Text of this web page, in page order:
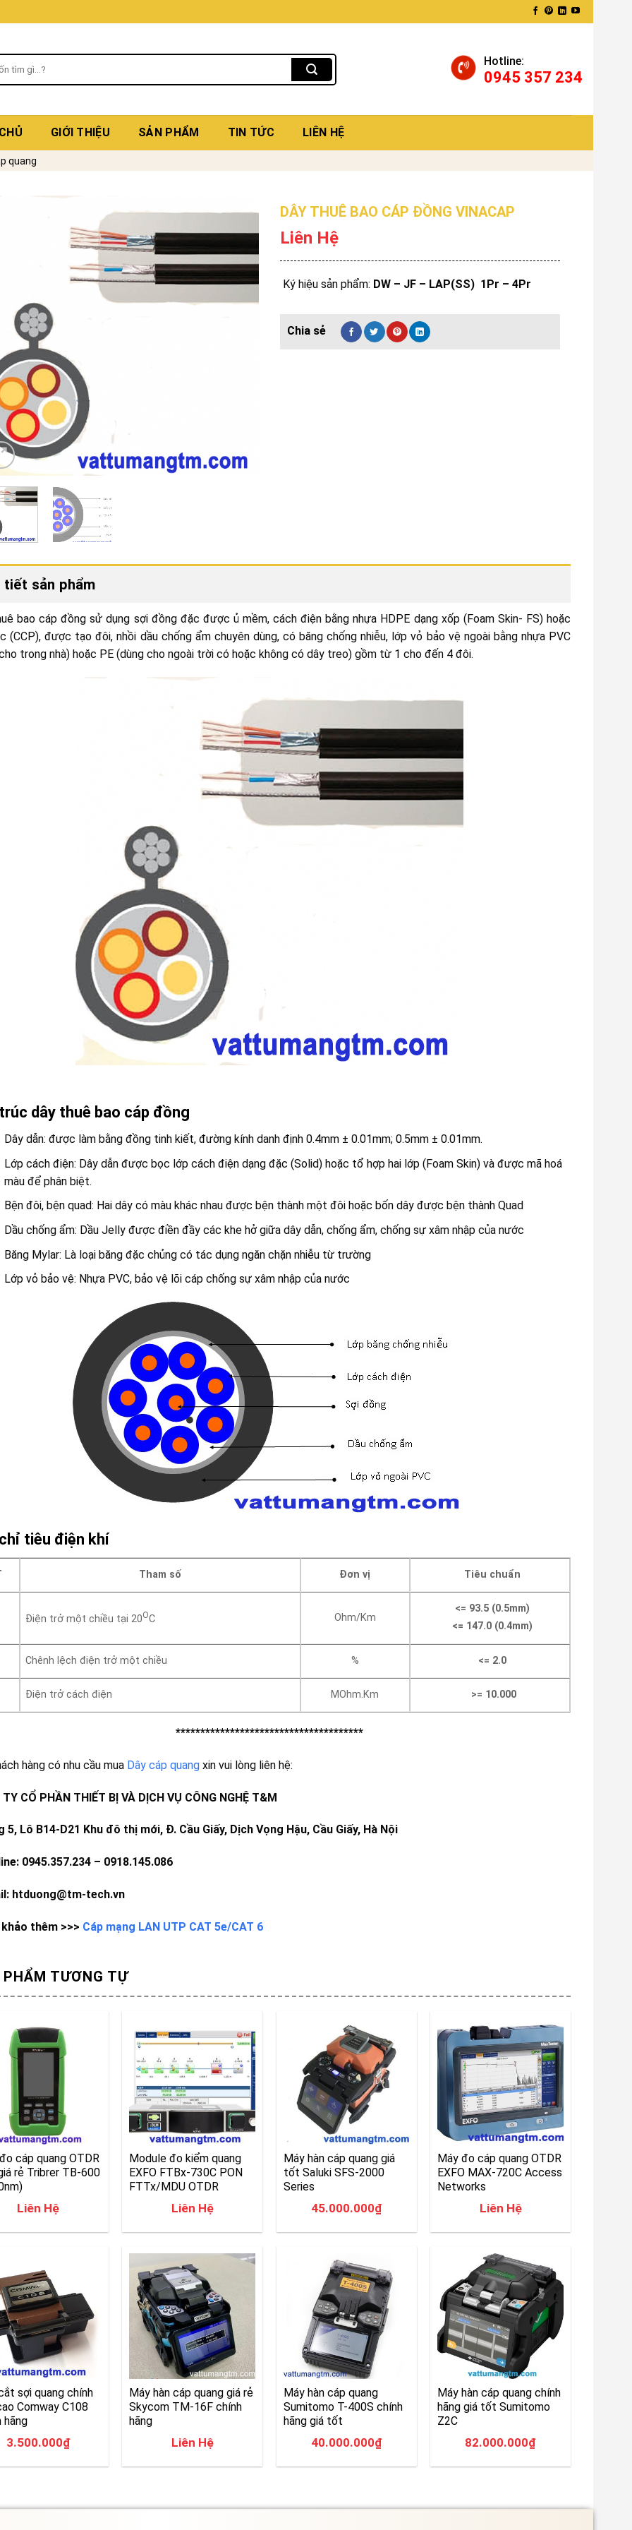
Hotline:
0945 357 234
GIỚI THIỆU SẢN PHẨM TIN TỨC LIÊN HỆ
quang
DÂY THUÊ BAO CÁP ĐỒNG VINACAP
Liên Hệ
Ký hiệu sản phẩm: DW – JF – LAP(SS) 1Pr – 4Pr
tiết sản phẩm
bao cáp đồng sử dụng sợi đồng đặc được ủ mềm, cách điện bằng nhựa HDPE dạng xốp (Foam Skin- FS) hoặc
(CCP), được tạo đôi, nhồi dầu chống ẩm chuyên dùng, có băng chống nhiễu, lớp vỏ bảo vệ ngoài bằng nhựa PVC
trong nhà) hoặc PE (dùng cho ngoài trời có hoặc không có dây treo) gồm từ 1 cho đến 4 đôi.
dây thuê bao cáp đồng
Dây dẫn: được làm bằng đồng tinh kiết, đường kính danh định 0.4mm ± 0.01mm; 0.5mm ± 0.01mm.
Lớp cách điện: Dây dẫn được bọc lớp cách điện dạng đặc (Solid) hoặc tổ hợp hai lớp (Foam Skin) và được mã hoá
màu để phân biệt.
Bện đôi, bện quad: Hai dây có màu khác nhau được bện thành một đôi hoặc bốn dây được bện thành Quad
Dầu chống ẩm: Dầu Jelly được điền đầy các khe hở giữa dây dẫn, chống ẩm, chống sự xâm nhập của nước
Băng Mylar: Là loại băng đặc chủng có tác dụng ngăn chặn nhiễu từ trường
Lớp vỏ bảo vệ: Nhựa PVC, bảo vệ lõi cáp chống sự xâm nhập của nước
tiêu điện khí
Tham số Đơn vị Tiêu chuẩn
Điện trở một chiều tại 20OC Ohm/Km
<= 93.5 (0.5mm)
<= 147.0 (0.4mm)
Chênh lệch điện trở một chiều % <= 2.0
Điện trở cách điện MOhm.Km >= 10.000
**************************************
hàng có nhu cầu mua Dây cáp quangxin vui lòng liên hệ:
TY CỔ PHẦN THIẾT BỊ VÀ DỊCH VỤ CÔNG NGHỆ T&M
5, Lô B14-D21 Khu đô thị mới, Đ. Cầu Giấy, Dịch Vọng Hậu, Cầu Giấy, Hà Nội
0945.357.234 – 0918.145.086
htduong@tm-tech.vn
thêm >>> Cáp mạng LAN UTP CAT 5e/CAT 6
PHẨM TƯƠNG TỰ
cáp quang OTDR
rẻ Tribrer TB-600
Liên Hệ
Module đo kiểm quang
EXFO FTBx-730C PON
FTTx/MDU OTDR
Liên Hệ
Máy hàn cáp quang giá
tốt Saluki SFS-2000
Series
45.000.000₫
Máy đo cáp quang OTDR
EXFO MAX-720C Access
Networks
Liên Hệ
sợi quang chính
Comway C108
hãng
3.500.000₫
Máy hàn cáp quang giá rẻ
Skycom TM-16F chính
hãng
Liên Hệ
Máy hàn cáp quang
Sumitomo T-400S chính
hãng giá tốt
40.000.000₫
Máy hàn cáp quang chính
hãng giá tốt Sumitomo
Z2C
82.000.000₫